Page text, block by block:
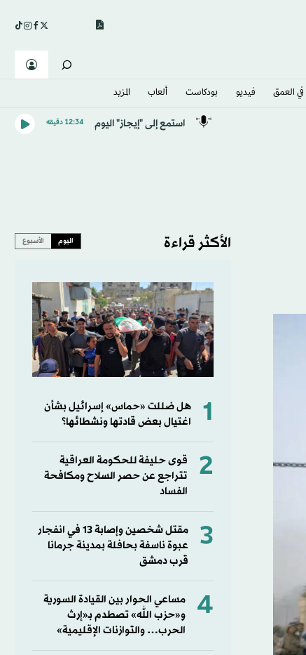
في العمق فيديو بودكاست ألعاب المزيد
استمع إلى "إيجاز" اليوم 12:34 دقيقه
الأكثر قراءة اليوم الأسبوع
1
هل ضللت «حماس» إسرائيل بشأن
اغتيال بعض قادتها ونشطائها؟
2
قوى حليفة للحكومة العراقية
تتراجع عن حصر السلاح ومكافحة
الفساد
3
مقتل شخصين وإصابة 13 في انفجار
عبوة ناسفة بحافلة بمدينة جرمانا
قرب دمشق
4
مساعي الحوار بين القيادة السورية
و«حزب الله» تصطدم بـ«إرث
الحرب… والتوازنات الإقليمية»